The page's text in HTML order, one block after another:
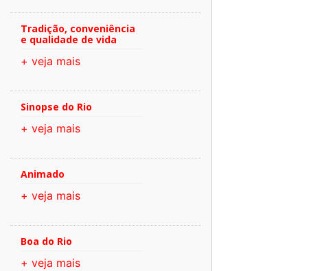
Tradição, conveniência
e qualidade de vida
+ veja mais
Sinopse do Rio
+ veja mais
Animado
+ veja mais
Boa do Rio
+ veja mais